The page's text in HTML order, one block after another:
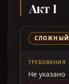
Акт I
СЛОЖНЫЙ
ТРЕБОВАНИЯ
Не указано